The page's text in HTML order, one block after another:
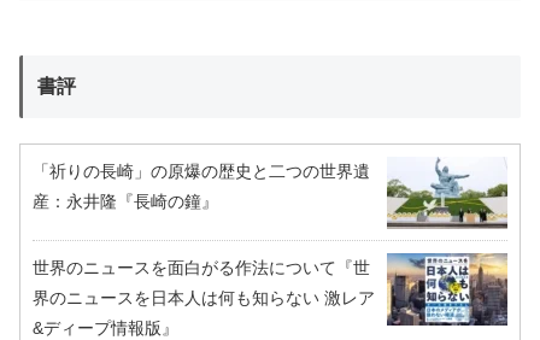
書評
「祈りの長崎」の原爆の歴史と二つの世界遺
産：永井隆『長崎の鐘』
世界のニュースを面白がる作法について『世
界のニュースを日本人は何も知らない 激レア
&ディープ情報版』